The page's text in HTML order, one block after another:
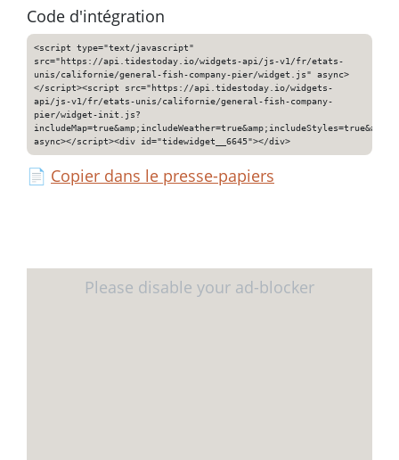
Code d'intégration
<script type="text/javascript"
src="https://api.tidestoday.io/widgets-api/js-v1/fr/etats-
unis/californie/general-fish-company-pier/widget.js" async>
</script><script src="https://api.tidestoday.io/widgets-
api/js-v1/fr/etats-unis/californie/general-fish-company-
pier/widget-init.js?
async></script><div id="tidewidget__6645"></div>
📄 Copier dans le presse-papiers